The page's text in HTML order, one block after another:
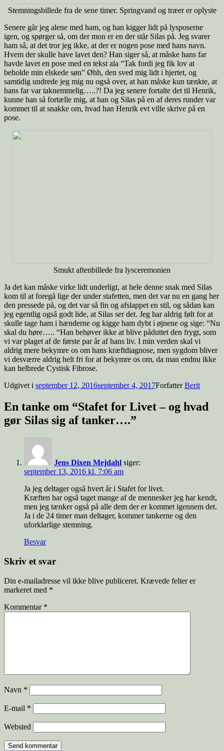
Stemningsbillede fra de sene timer. Springvand og træer er oplyste
Senere går jeg alene med ham, og han kigger lidt på lysposerne
igen, og spørger så, om der mon er en der står Silas på. Jeg svarer
ham så, at det tror jeg ikke, at der er nogen pose med hans navn.
Hvem der skulle have lavet den? Han siger så, at måske hans far
havde lavet en pose med en tekst ala “Tak fordi jeg fik lov at
beholde min elskede søn” Øhh, den sved mig lidt i hjertet, og
samtidig undrede jeg mig nu også over, at han måske kun tænkte, at
hans far var taknemmelig…..?! Da jeg senere fortalte det til Henrik,
kunne han så fortælle mig, at han og Silas på en af deres runder var
kommet til at snakke om, hvad han Henrik evt ville skrive på en
pose.
Smukt aftenbillede fra lysceremonien
Ja det kan måske virke lidt underligt, at hele denne snak med Silas
kom til at foregå lige der under stafetten, men det var nu en gang her
den pressede på, og det var så fin og afslappet en stil, og sådan kan
jeg egentlig også godt lide, at Silas ser det. Jeg har aldrig følt for at
skulle tage ham i hænderne og kigge ham dybt i øjnene og sige: “Nu
skal du høre….. “Han behøver ikke at blive påduttet den frygt, som
vi var plaget af de første par år af hans liv. I min verden skal vi
aldrig mere bekymre os om hans kræftdiagnose, men sygdom bliver
vi desværre aldrig helt fri for at bekymre os om, da man endnu ikke
kan helbrede Cystisk Fibrose.
Udgivet i september 12, 2016september 4, 2017ForfatterBerit
En tanke om “Stafet for Livet – og hvad
gør Silas sig af tanker….”
Jens Dixen Mejdahl siger:
september 13, 2016 kl. 7:06 am
Ja jeg deltager også hvert år i Stafet for livet.
Kræften har også taget mange af de mennesker jeg har kendt,
men jeg tænker også på alle dem der er kommet igennem det.
Ja i de 24 timer man deltager, kommer tankerne og den
uforklarlige stemning.
Besvar
Skriv et svar
Din e-mailadresse vil ikke blive publiceret. Krævede felter er
markeret med *
Kommentar *
Navn *
E-mail *
Websted